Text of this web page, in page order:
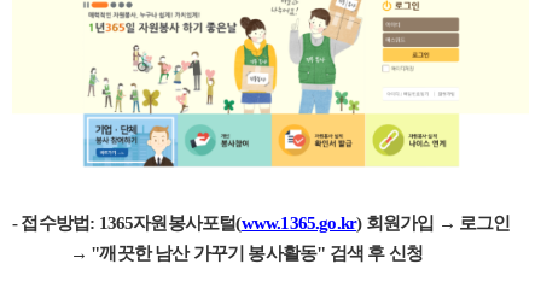
-접수방법: 1365자원봉사포털(www.1365.go.kr) 회원가입 → 로그인
→ "깨끗한 남산 가꾸기 봉사활동" 검색 후 신청